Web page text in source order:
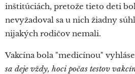
inštitúciách, pretože tieto deti
nevyžadoval sa u nich žiadny
nijakých rodičov nemali.
Vakcína bola "medicínou"
sa deje vždy, hoci počas testov